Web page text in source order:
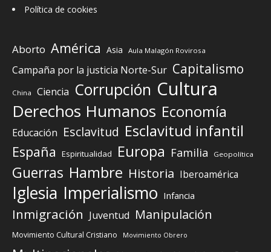
Política de cookies
Aborto América Asia Aula Malagón Rovirosa
Campaña por la justicia Norte-Sur Capitalismo
China Ciencia Corrupción Cultura
Derechos Humanos Economía
Educación Esclavitud Esclavitud infantil
España Espiritualidad Europa Familia Geopolítica
Guerras Hambre Historia Iberoamérica
Iglesia Imperialismo Infancia
Inmigración Juventud Manipulación
Movimiento Cultural Cristiano Movimiento Obrero